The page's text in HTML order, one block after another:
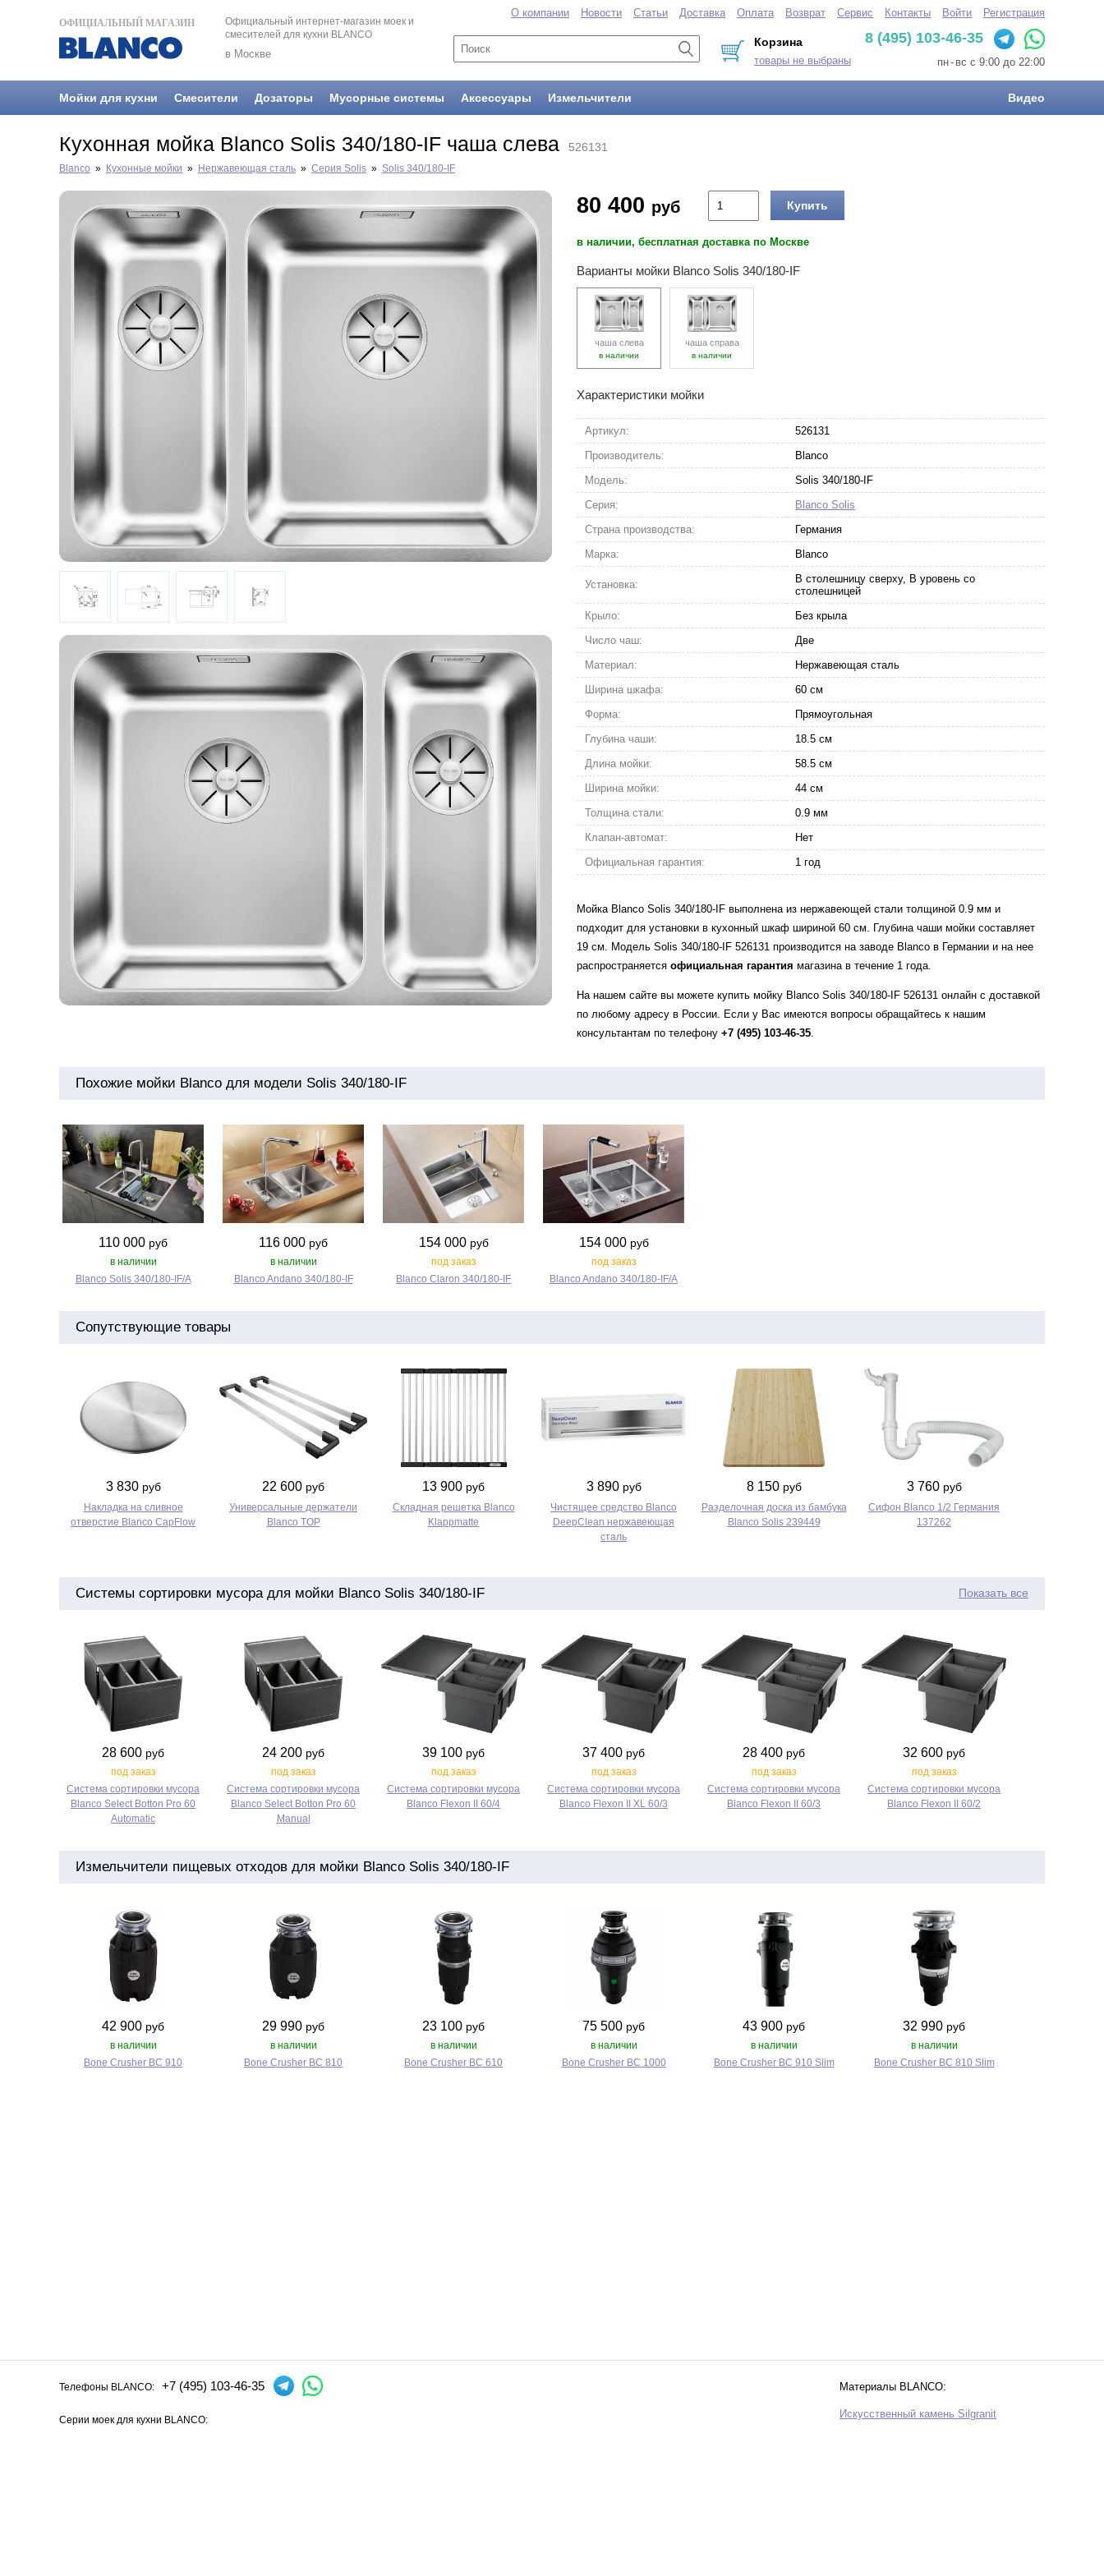
ОФИЦИАЛЬНЫЙ МАГАЗИН
Официальный интернет-магазин моек и
смесителей для кухни BLANCO
в Москве
8 (495) 103-46-35
пн- вс с 9:00 до 22:00
Корзина
товары не выбраны
Мойки для кухни Смесители Дозаторы Мусорные системы Аксессуары Измельчители Видео
О компании Новости Статьи Доставка Оплата Возврат Сервис Контакты Войти Регистрация
Кухонная мойка Blanco Solis 340/180-IF чаша слева 526131
Blanco » Кухонные мойки » Нержавеющая сталь » Серия Solis » Solis 340/180-IF
80 400 руб Купить
в наличии, бесплатная доставка по Москве
Варианты мойки Blanco Solis 340/180-IF
чаша слева
в наличии
чаша справа
в наличии
Характеристики мойки
Артикул:
526131
Производитель:
Blanco
Модель:
Solis 340/180-IF
Серия:
Blanco Solis
Страна производства:
Германия
Марка:
Blanco
Установка:
В столешницу сверху, В уровень со
столешницей
Крыло:
Без крыла
Число чаш:
Две
Материал:
Нержавеющая сталь
Ширина шкафа:
60 см
Форма:
Прямоугольная
Глубина чаши:
18.5 см
Длина мойки:
58.5 см
Ширина мойки:
44 см
Толщина стали:
0.9 мм
Клапан-автомат:
Нет
Официальная гарантия:
1 год
Мойка Blanco Solis 340/180-IF выполнена из нержавеющей стали толщиной 0.9 мм и
подходит для установки в кухонный шкаф шириной 60 см. Глубина чаши мойки составляет
19 см. Модель Solis 340/180-IF 526131 производится на заводе Blanco в Германии и на нее
распространяется официальная гарантия магазина в течение 1 года.
На нашем сайте вы можете купить мойку Blanco Solis 340/180-IF 526131 онлайн с доставкой
по любому адресу в России. Если у Вас имеются вопросы обращайтесь к нашим
консультантам по телефону +7 (495) 103-46-35
Похожие мойки Blanco для модели Solis 340/180-IF
110 000 руб
в наличии
Blanco Solis 340/180‑IF/A
116 000 руб
в наличии
Blanco Andano 340/180‑IF
154 000 руб
под заказ
Blanco Claron 340/180‑IF
154 000 руб
под заказ
Blanco Andano 340/180‑IF/A
Сопутствующие товары
3 830 руб
Накладка на сливное
отверстие Blanco CapFlow
22 600 руб
Универсальные держатели
Blanco TOP
13 900 руб
Складная решетка Blanco
Klappmatte
3 890 руб
Чистящее средство Blanco
DeepClean нержавеющая
сталь
8 150 руб
Разделочная доска из бамбука
Blanco Solis 239449
3 760 руб
Сифон Blanco 1/2 Германия
137262
Системы сортировки мусора для мойки Blanco Solis 340/180-IF Показать все
28 600 руб
под заказ
Система сортировки мусора
Blanco Select Botton Pro 60
Automatic
24 200 руб
под заказ
Система сортировки мусора
Blanco Select Botton Pro 60
Manual
39 100 руб
под заказ
Система сортировки мусора
Blanco Flexon II 60/4
37 400 руб
под заказ
Система сортировки мусора
Blanco Flexon II XL 60/3
28 400 руб
под заказ
Система сортировки мусора
Blanco Flexon II 60/3
32 600 руб
под заказ
Система сортировки мусора
Blanco Flexon II 60/2
Измельчители пищевых отходов для мойки Blanco Solis 340/180-IF
42 900 руб
в наличии
Bone Crusher BC 910
29 990 руб
в наличии
Bone Crusher BC 810
23 100 руб
в наличии
Bone Crusher BC 610
75 500 руб
в наличии
Bone Crusher BC 1000
43 900 руб
в наличии
Bone Crusher BC 910 Slim
32 990 руб
в наличии
Bone Crusher BC 810 Slim
Телефоны BLANCO: +7 (495) 103-46-35
Серии моек для кухни BLANCO:
Материалы BLANCO:
Искусственный камень Silgranit